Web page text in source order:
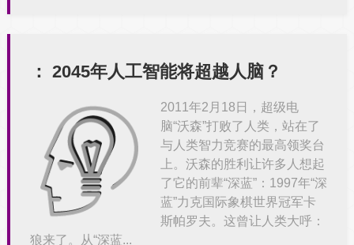
： 2045年人工智能将超越人脑？
2011年2月18日，超级电
脑“沃森”打败了人类，站在了
与人类智力竞赛的最高领奖台
上。沃森的胜利让许多人想起
了它的前辈“深蓝”：1997年“深
蓝”力克国际象棋世界冠军卡
斯帕罗夫。这曾让人类大呼：
狼来了。从“深蓝...